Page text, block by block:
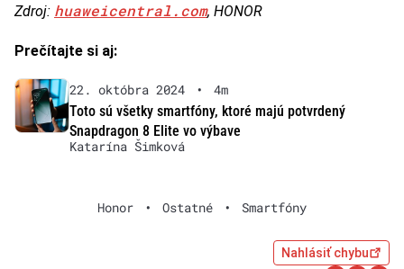
Zdroj: huaweicentral.com, HONOR
Prečítajte si aj:
22. októbra 2024 •
4m
Toto sú všetky smartfóny, ktoré majú potvrdený
Snapdragon 8 Elite vo výbave
Katarína Šimková
Honor • Ostatné • Smartfóny
Nahlásiť chybu